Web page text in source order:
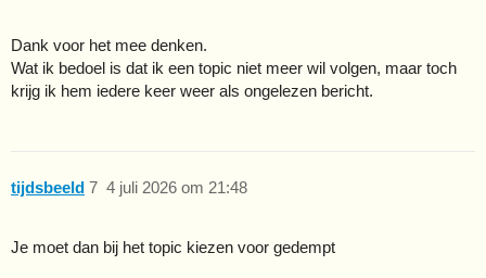
Dank voor het mee denken.
Wat ik bedoel is dat ik een topic niet meer wil volgen, maar toch
krijg ik hem iedere keer weer als ongelezen bericht.
tijdsbeeld 4 juli 2026 om 21:48
7
Je moet dan bij het topic kiezen voor gedempt